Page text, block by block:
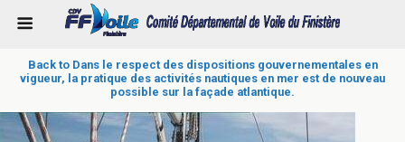
Back to Dans le respect des dispositions gouvernementales en
vigueur, la pratique des activités nautiques en mer est de nouveau
possible sur la façade atlantique.